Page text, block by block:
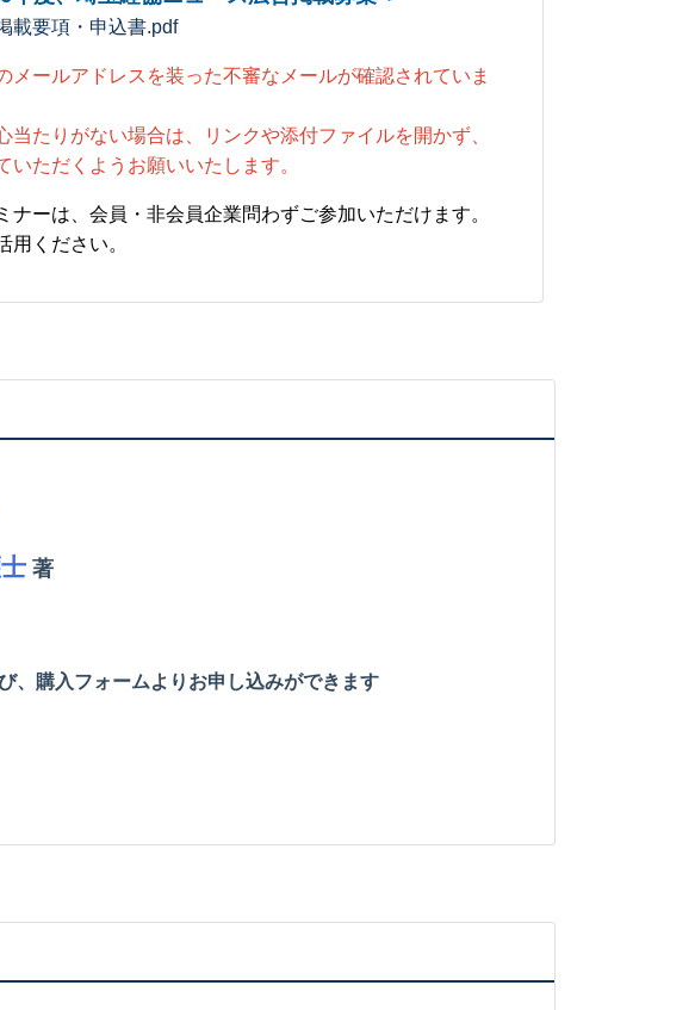
載要項・申込書.pdf
メールアドレスを装った不審なメールが確認されていま
当たりがない場合は、リンクや添付ファイルを開かず、
いただくようお願いいたします。
ナーは、会員・非会員企業問わずご参加いただけます。
用ください。
著
、購入フォームより お申し込みができます